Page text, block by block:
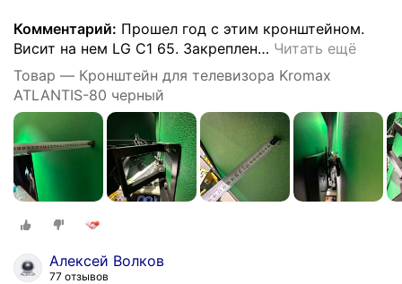
Комментарий: Прошел год с этим кронштейном.
Висит на нем LG C1 65. Закреплен… Читать ещё
Товар — Кронштейн для телевизора Kromax
ATLANTIS-80 черный
Алексей Волков
77 отзывов